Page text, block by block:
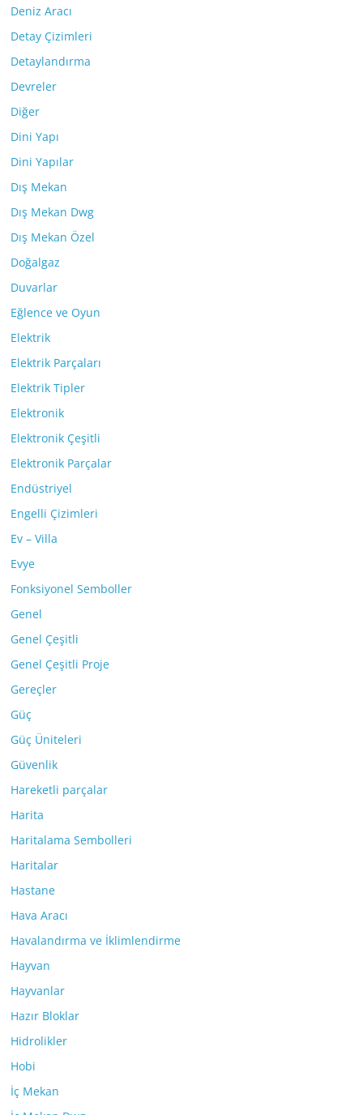
Deniz Aracı
Detay Çizimleri
Detaylandırma
Devreler
Diğer
Dini Yapı
Dini Yapılar
Dış Mekan
Dış Mekan Dwg
Dış Mekan Özel
Doğalgaz
Duvarlar
Eğlence ve Oyun
Elektrik
Elektrik Parçaları
Elektrik Tipler
Elektronik
Elektronik Çeşitli
Elektronik Parçalar
Endüstriyel
Engelli Çizimleri
Ev – Villa
Evye
Fonksiyonel Semboller
Genel
Genel Çeşitli
Genel Çeşitli Proje
Gereçler
Güç
Güç Üniteleri
Güvenlik
Hareketli parçalar
Harita
Haritalama Sembolleri
Haritalar
Hastane
Hava Aracı
Havalandırma ve İklimlendirme
Hayvan
Hayvanlar
Hazır Bloklar
Hidrolikler
Hobi
İç Mekan